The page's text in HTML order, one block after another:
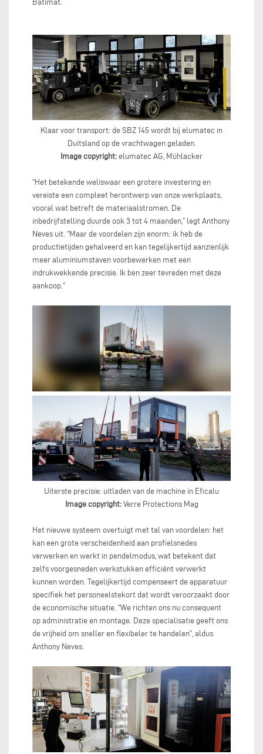
Batimat.
Klaar voor transport: de SBZ 145 wordt bij elumatec in
Duitsland op de vrachtwagen geladen.
Image copyright: elumatec AG, Mühlacker
“Het betekende weliswaar een grotere investering en
vereiste een compleet herontwerp van onze werkplaats,
vooral wat betreft de materiaalstromen. De
inbedrijfstelling duurde ook 3 tot 4 maanden,” legt Anthony
Neves uit. “Maar de voordelen zijn enorm: ik heb de
productietijden gehalveerd en kan tegelijkertijd aanzienlijk
meer aluminiumstaven voorbewerken met een
indrukwekkende precisie. Ik ben zeer tevreden met deze
aankoop.”
Uiterste precisie: uitladen van de machine in Eficalu
Image copyright:Verre Protections Mag
Het nieuwe systeem overtuigt met tal van voordelen: het
kan een grote verscheidenheid aan profielsnedes
verwerken en werkt in pendelmodus, wat betekent dat
zelfs voorgesneden werkstukken efficiënt verwerkt
kunnen worden. Tegelijkertijd compenseert de apparatuur
specifiek het personeelstekort dat wordt veroorzaakt door
de economische situatie. “We richten ons nu consequent
op administratie en montage. Deze specialisatie geeft ons
de vrijheid om sneller en flexibeler te handelen”, aldus
Anthony Neves.